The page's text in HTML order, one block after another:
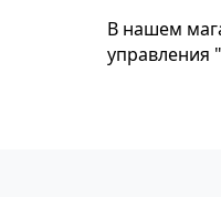
В нашем
управления
Электрорубанки